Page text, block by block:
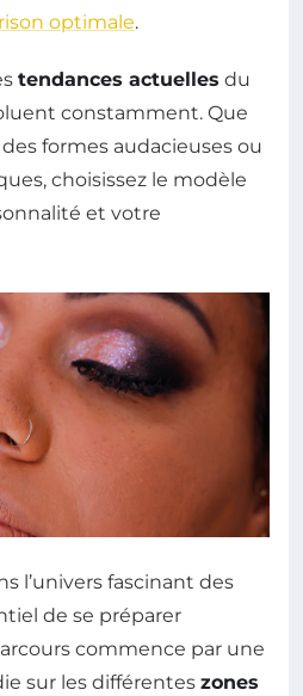
optimale.
tendances actuelles du
constamment. Que
formes audacieuses ou
choisissez le modèle
et votre
l’univers fascinant des
de se préparer
commence par une
sur les différentes zones